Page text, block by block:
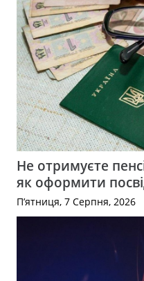
Не отримуєте
як оформити
П’ятниця, 7 Серпня, 2026